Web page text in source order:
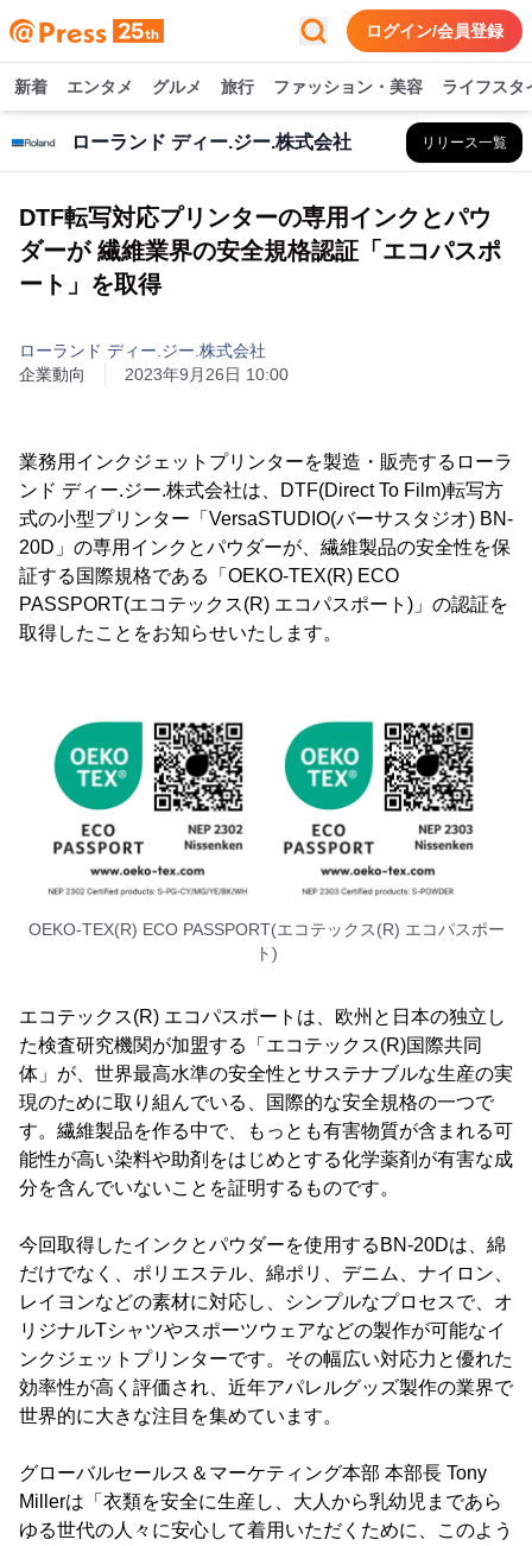
ログイン/会員登録
新着 エンタメ グルメ 旅行 ファッション・美容 ライフスタ
ローランド ディー.ジー.株式会社 リリース一覧
DTF転写対応プリンターの専用インクとパウ
ダーが 繊維業界の安全規格認証「エコパスポ
ート」を取得
ローランド ディー.ジー.株式会社
企業動向
2023年9月26日 10:00
業務用インクジェットプリンターを製造・販売するローラ
ンド ディー.ジー.株式会社は、DTF(Direct To Film)転写方
式の小型プリンター「VersaSTUDIO(バーサスタジオ) BN-
20D」の専用インクとパウダーが、繊維製品の安全性を保
証する国際規格である「OEKO-TEX(R) ECO
PASSPORT(エコテックス(R) エコパスポート)」の認証を
取得したことをお知らせいたします。
OEKO-TEX(R) ECO PASSPORT(エコテックス(R) エコパスポー
ト)
エコテックス(R) エコパスポートは、欧州と日本の独立し
た検査研究機関が加盟する「エコテックス(R)国際共同
体」が、世界最高水準の安全性とサステナブルな生産の実
現のために取り組んでいる、国際的な安全規格の一つで
す。繊維製品を作る中で、もっとも有害物質が含まれる可
能性が高い染料や助剤をはじめとする化学薬剤が有害な成
分を含んでいないことを証明するものです。
今回取得したインクとパウダーを使用するBN-20Dは、綿
だけでなく、ポリエステル、綿ポリ、デニム、ナイロン、
レイヨンなどの素材に対応し、シンプルなプロセスで、オ
リジナルTシャツやスポーツウェアなどの製作が可能なイ
ンクジェットプリンターです。その幅広い対応力と優れた
効率性が高く評価され、近年アパレルグッズ製作の業界で
世界的に大きな注目を集めています。
グローバルセールス＆マーケティング本部 本部長 Tony
Millerは「衣類を安全に生産し、大人から乳幼児まであら
ゆる世代の人々に安心して着用いただくために、このよう